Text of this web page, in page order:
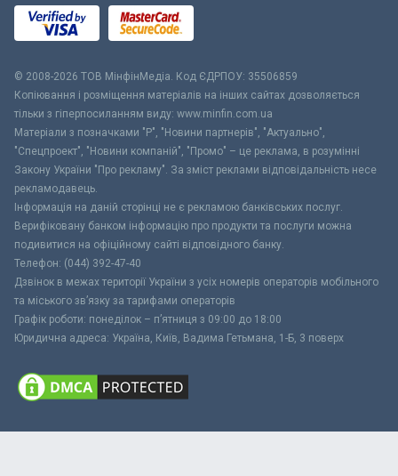
© 2008-2026 ТОВ МiнфiнМедiа. Код ЄДРПОУ: 35506859
Копіювання і розміщення матеріалів на інших сайтах дозволяється
тільки з гіперпосиланням виду: www.minfin.com.ua
Матеріали з позначками "Р", "Новини партнерів", "Актуально",
"Спецпроект", "Новини компаній", "Промо" – це реклама, в розумінні
Закону України "Про рекламу". За зміст реклами відповідальність несе
рекламодавець.
Інформація на даній сторінці не є рекламою банківських послуг.
Верифіковану банком інформацію про продукти та послуги можна
подивитися на офіційному сайті відповідного банку.
Телефон: (044) 392-47-40
Дзвінок в межах території України з усіх номерів операторів мобільного
та міського зв’язку за тарифами операторів
Графік роботи: понеділок – п’ятниця з 09:00 до 18:00
Юридична адреса: Україна, Київ, Вадима Гетьмана, 1-Б, 3 поверх